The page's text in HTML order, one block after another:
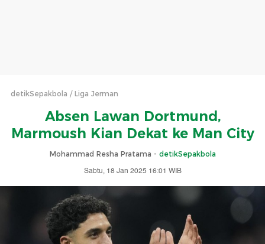
detikSepakbola Liga Jerman
Absen Lawan Dortmund,
Marmoush Kian Dekat ke Man City
Mohammad Resha Pratama - detikSepakbola
Sabtu, 18 Jan 2025 16:01 WIB